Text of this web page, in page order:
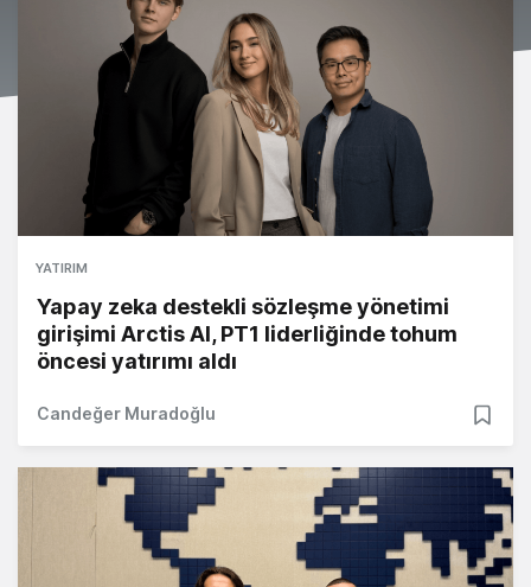
YATIRIM
Yapay zeka destekli sözleşme yönetimi
girişimi Arctis AI, PT1 liderliğinde tohum
öncesi yatırımı aldı
Candeğer Muradoğlu